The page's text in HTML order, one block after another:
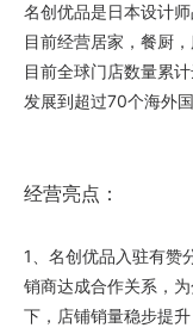
名创优品是日本设计师
目前经营居家，餐厨
目前全球门店数量累
发展到超过70个海外国
经营亮点：
1、名创优品入驻有赞
销商达成合作关系，
下，店铺销量稳步提升